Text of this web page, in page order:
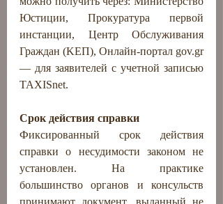
Юстиции, Прокуратура первой
инстанции, Центр Обслуживания
Граждан (ΚΕΠ), Онлайн-портал gov.gr
— для заявителей с учетной записью
TAXISnet.
Срок действия справки
Фиксированный срок действия
справки о несудимости законом не
установлен. На практике
большинство органов и консульств
принимают документ, выданный не